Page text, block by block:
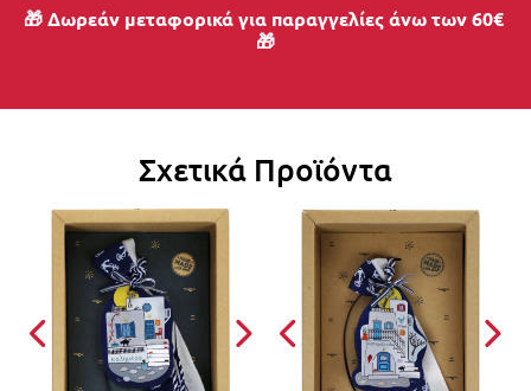
🎁 Δωρεάν μεταφορικά για παραγγελίες άνω των 60€
🎁
Σχετικά Προϊόντα